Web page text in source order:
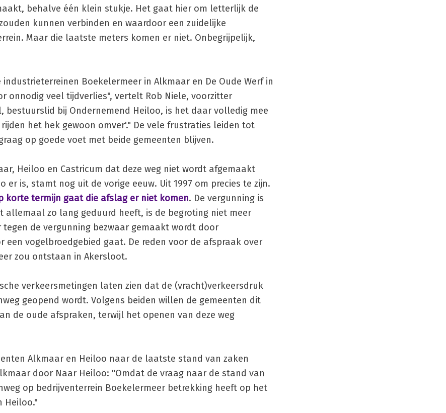
behalve één klein stukje. Het gaat hier om letterlijk de
kunnen verbinden en waardoor een zuidelijke
Maar die laatste meters komen er niet. Onbegrijpelijk,
Boekelermeer in Alkmaar en De Oude Werf in
onnodig veel tijdverlies", vertelt Rob Niele, voorzitter
bestuurslid bij Ondernemend Heiloo, is het daar volledig mee
het hek gewoon omver'." De vele frustraties leiden tot
op goede voet met beide gemeenten blijven.
Heiloo en Castricum dat deze weg niet wordt afgemaakt
is, stamt nog uit de vorige eeuw. Uit 1997 om precies te zijn.
korte termijn gaat die afslag er niet komen. De vergunning is
allemaal zo lang geduurd heeft, is de begroting niet meer
de vergunning bezwaar gemaakt wordt door
vogelbroedgebied gaat. De reden voor de afspraak over
zou ontstaan in Akersloot.
verkeersmetingen laten zien dat de (vracht)verkeersdruk
geopend wordt. Volgens beiden willen de gemeenten dit
de oude afspraken, terwijl het openen van deze weg
Alkmaar en Heiloo naar de laatste stand van zaken
door Naar Heiloo: "Omdat de vraag naar de stand van
op bedrijventerrein Boekelermeer betrekking heeft op het
Heiloo."